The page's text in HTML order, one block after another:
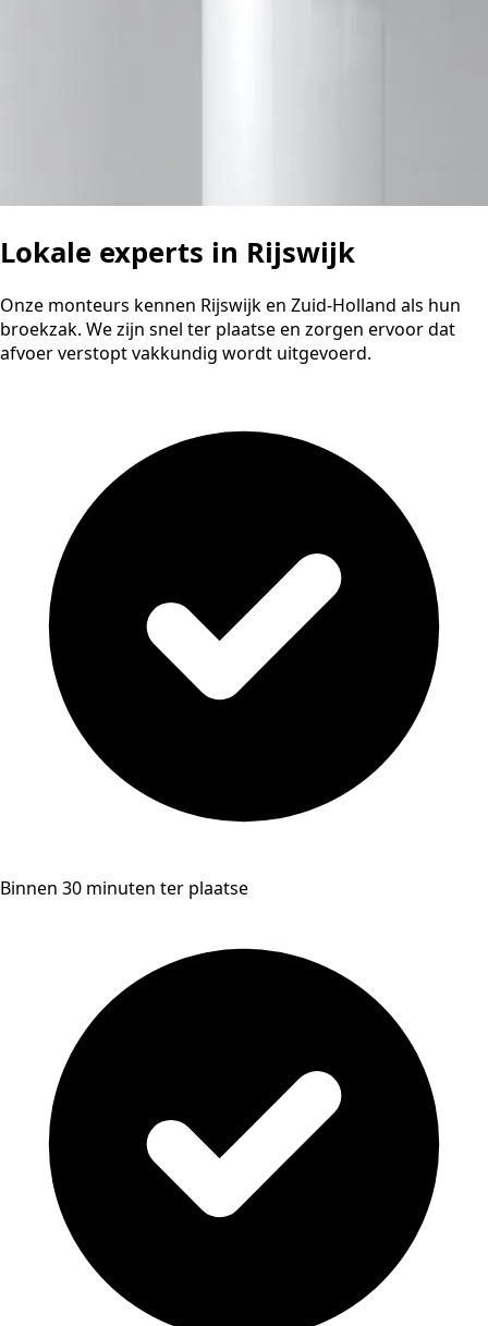
Lokale experts in Rijswijk
Onze monteurs kennen Rijswijk en Zuid-Holland als hun
broekzak. We zijn snel ter plaatse en zorgen ervoor dat
afvoer verstopt vakkundig wordt uitgevoerd.
Binnen 30 minuten ter plaatse